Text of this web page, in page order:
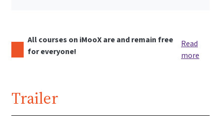
All courses on iMooX are and remain free
for everyone!
Read
more
Trailer